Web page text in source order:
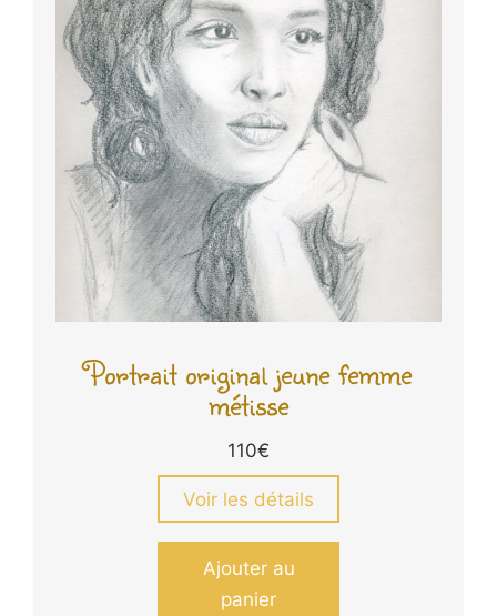
Portrait original jeune femme
métisse
110€
Voir les détails
Ajouter au
panier